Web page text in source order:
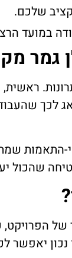
שלכם.
במועד
גמר
לכך
התאמות
שהכול
של
יאפשר